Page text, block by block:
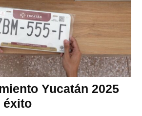
Yucatán 2025
éxito